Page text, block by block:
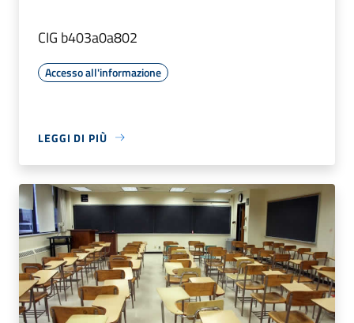
CIG b403a0a802
Accesso all'informazione
LEGGI DI PIÙ